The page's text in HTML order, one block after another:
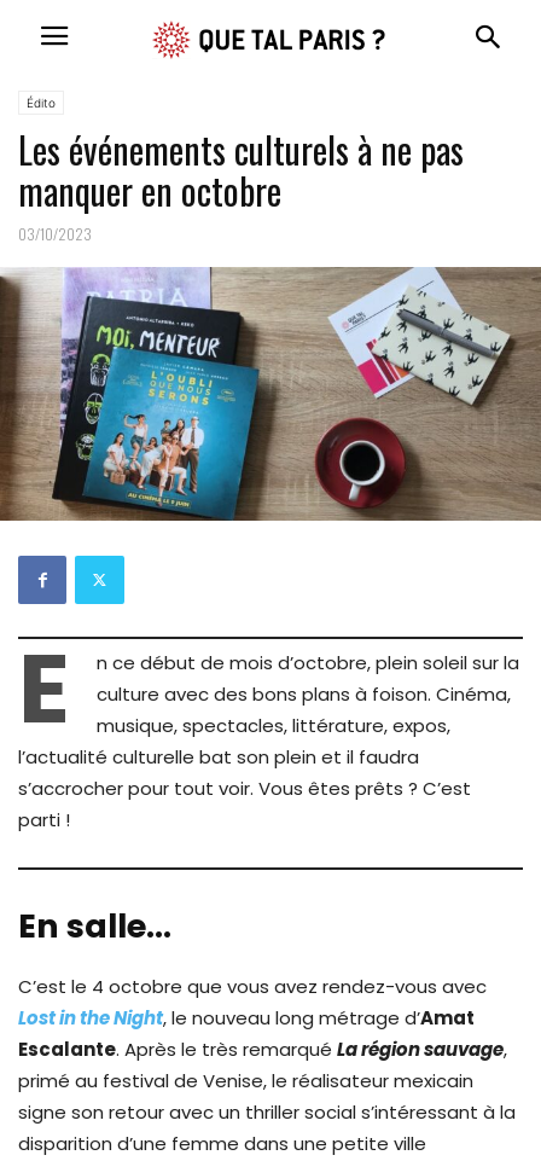
Édito
Les événements culturels à ne pas
manquer en octobre
03/10/2023
E
n ce début de mois d’octobre, plein soleil sur la
culture avec des bons plans à foison. Cinéma,
musique, spectacles, littérature, expos,
l’actualité culturelle bat son plein et il faudra
s’accrocher pour tout voir. Vous êtes prêts ? C’est
parti !
En salle…
C’est le 4 octobre que vous avez rendez-vous avec
Lost in the Night, le nouveau long métrage d’Amat
Escalante. Après le très remarqué La région sauvage,
primé au festival de Venise, le réalisateur mexicain
signe son retour avec un thriller social s’intéressant à la
disparition d’une femme dans une petite ville